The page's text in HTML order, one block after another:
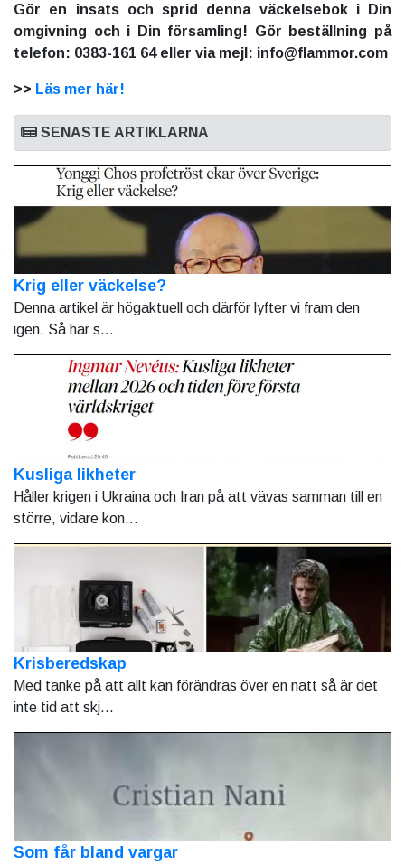
Gör en insats och sprid denna väckelsebok i Din
omgivning och i Din församling! Gör beställning på
telefon: 0383-161 64 eller via mejl: info@flammor.com
>> Läs mer här!
SENASTE ARTIKLARNA
Krig eller väckelse?
Denna artikel är högaktuell och därför lyfter vi fram den
igen. Så här s...
Kusliga likheter
Håller krigen i Ukraina och Iran på att vävas samman till en
större, vidare kon...
Krisberedskap
Med tanke på att allt kan förändras över en natt så är det
inte tid att skj...
Som får bland vargar